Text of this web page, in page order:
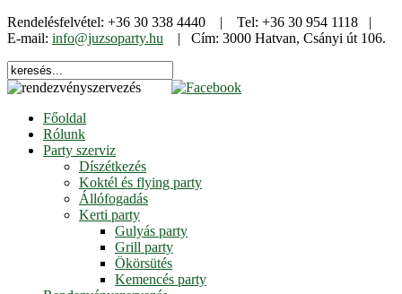
Rendelésfelvétel: +36 30 338 4440 | Tel: +36 30 954 1118 |
E-mail: info@juzsoparty.hu | Cím: 3000 Hatvan, Csányi út 106.
Főoldal
Rólunk
Party szerviz
Díszétkezés
Koktél és flying party
Állófogadás
Kerti party
Gulyás party
Grill party
Ökörsütés
Kemencés party